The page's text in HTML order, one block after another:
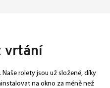
vrtání
rolety jsou už složené, díky
na okno za méně než